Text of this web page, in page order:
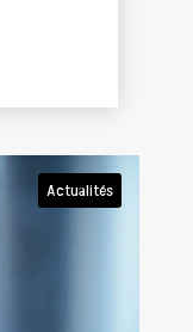
Actualités